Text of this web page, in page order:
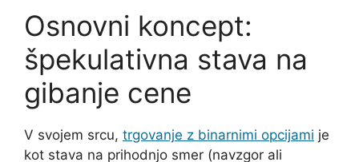
Osnovni koncept:
špekulativna stava na
gibanje cene
V svojem srcu, trgovanje z binarnimi opcijami je
kot stava na prihodnjo smer (navzgor ali